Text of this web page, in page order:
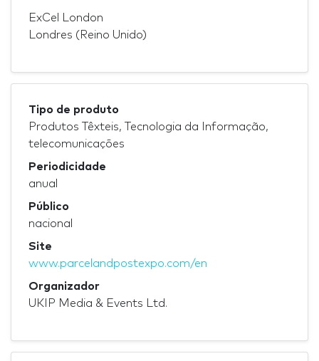
ExCel London
Londres (Reino Unido)
Tipo de produto
Produtos Têxteis, Tecnologia da Informação,
telecomunicações
Periodicidade
anual
Público
nacional
Site
www.parcelandpostexpo.com/en
Organizador
UKIP Media & Events Ltd.